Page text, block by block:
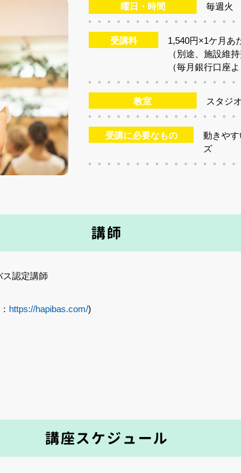
曜日・時間 毎週火
受講料
1,540円×1ケ月あ
（別途、施設維
（毎月銀行口座
教室 スタジ
受講に必要なもの
動きや
ズ
講師
ス認定講師
https://hapibas.com/)
講座スケジュール